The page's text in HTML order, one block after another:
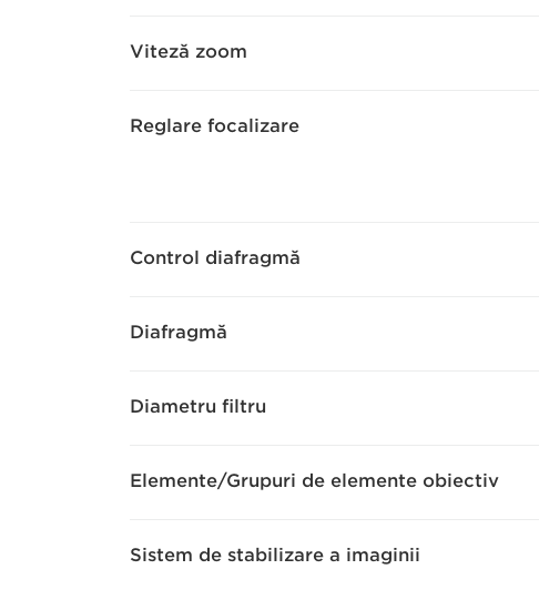
Viteză zoom
Reglare focalizare
Control diafragmă
Diafragmă
Diametru filtru
Elemente/Grupuri de elemente obiectiv
Sistem de stabilizare a imaginii